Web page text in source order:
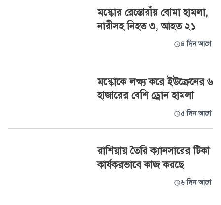
মস্কোর রেস্তোরাঁয় বোমা হামলা,
নারীসহ নিহত ৩, আহত ২১
৪ দিন আগে
মস্কোকে লক্ষ্য করে ইউক্রেনের ৬
হাজারের বেশি ড্রোন হামলা
৫ দিন আগে
রাশিয়ায় তৈরি ক্যানসারের টিকা
কার্যকরভাবে কাজ করছে
৬ দিন আগে